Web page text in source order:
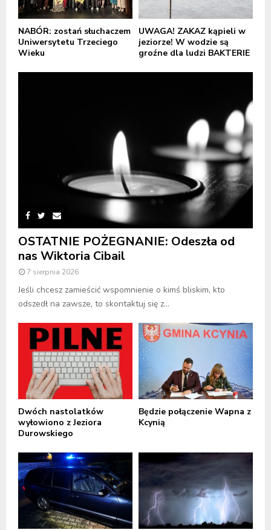
NABÓR: zostań słuchaczem
Uniwersytetu Trzeciego
Wieku
UWAGA! ZAKAZ kąpieli w
jeziorze! W wodzie są
groźne dla ludzi BAKTERIE
OSTATNIE POŻEGNANIE: Odeszła od
nas Wiktoria Cibail
7 sierpnia 2026
Jeśli chcesz zamieścić wspomnienie o kimś bliskim, kto
odszedł na zawsze, to skontaktuj się z...
Dwóch nastolatków
wyłowiono z Jeziora
Durowskiego
Będzie połączenie Wapna z
Kcynią